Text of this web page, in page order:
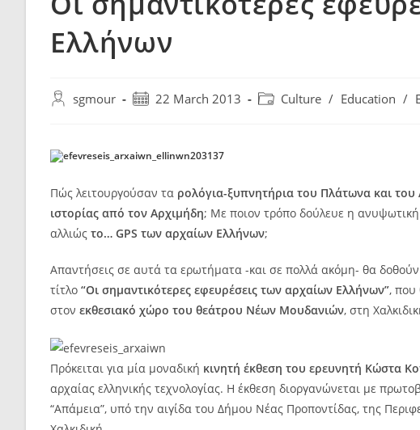
Ελλήνων
sgmour 22 March 2013 Culture / Education /
Πώς λειτουργούσαν τα ρολόγια-ξυπνητήρια του Πλάτωνα και του
ιστορίας από τον Αρχιμήδη; Με ποιον τρόπο δούλευε η
αλλιώς το… GPS των αρχαίων Ελλήνων;
Απαντήσεις σε αυτά τα ερωτήματα -και σε πολλά ακόμη- θα
τίτλο “Οι σημαντικότερες εφευρέσεις των αρχαίων Ελλήνων”, που
στον εκθεσιακό χώρο του θεάτρου Νέων Μουδανιών, στη
Πρόκειται για μία μοναδική κινητή έκθεση του ερευνητή Κώστα
αρχαίας ελληνικής τεχνολογίας. Η έκθεση διοργανώνεται με
“Απάμεια”, υπό την αιγίδα του Δήμου Νέας Προποντίδας, της